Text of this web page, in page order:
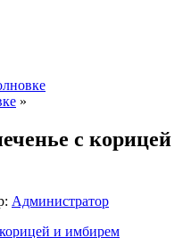
»
с корицей
Администратор